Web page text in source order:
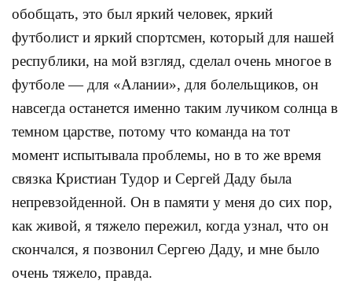
обобщать, это был яркий человек, яркий
футболист и яркий спортсмен, который для нашей
республики, на мой взгляд, сделал очень многое в
футболе — для «Алании», для болельщиков, он
навсегда останется именно таким лучиком солнца в
темном царстве, потому что команда на тот
момент испытывала проблемы, но в то же время
связка Кристиан Тудор и Сергей Даду была
непревзойденной. Он в памяти у меня до сих пор,
как живой, я тяжело пережил, когда узнал, что он
скончался, я позвонил Сергею Даду, и мне было
очень тяжело, правда.